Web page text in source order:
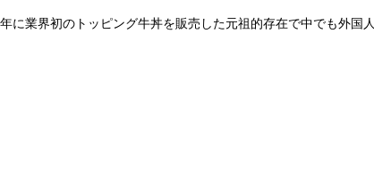
に業界初のトッピング牛丼を販売した元祖的存在で中でも外国人